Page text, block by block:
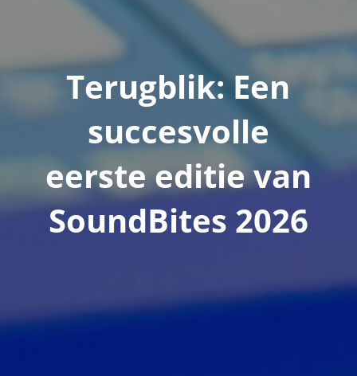
Terugblik: Een
succesvolle
eerste editie van
SoundBites 2026